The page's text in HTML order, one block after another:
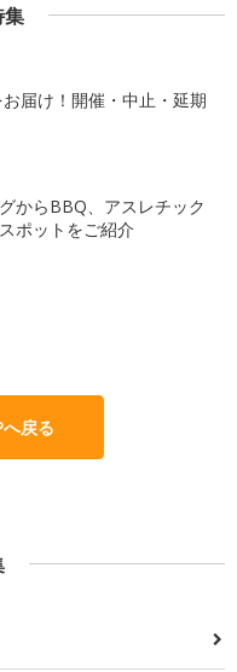
集
届け！開催・中止・延期
からBBQ、アスレチック
ポットをご紹介
戻る